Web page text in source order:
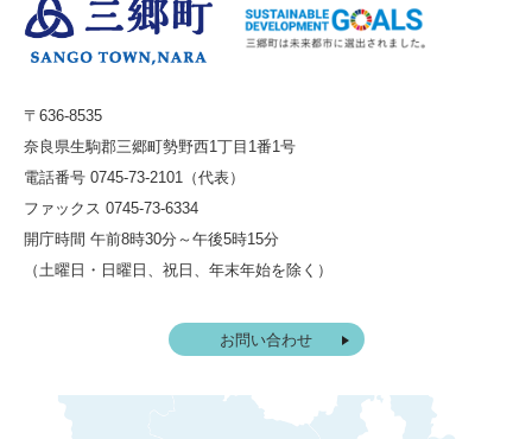
〒636-8535
奈良県生駒郡三郷町勢野西1丁目1番1号
電話番号 0745-73-2101（代表）
ファックス 0745-73-6334
開庁時間 午前8時30分～午後5時15分
（土曜日・日曜日、祝日、年末年始を除く）
お問い合わせ